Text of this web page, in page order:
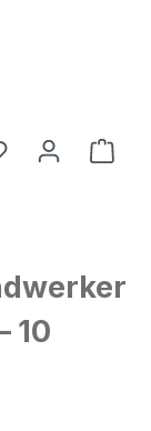
Du hast 0
10